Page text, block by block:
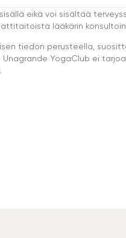
eikä voi sisältää
lääkärin
tiedon perusteella,
YogaClub ei